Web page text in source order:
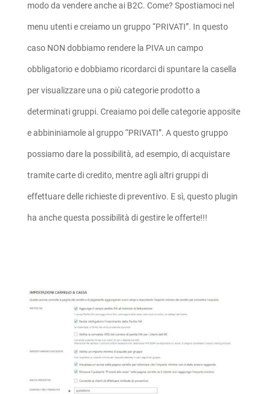
modo da vendere anche ai B2C. Come? Spostiamoci nel
menu utenti e creiamo un gruppo “PRIVATI”. In questo
caso NON dobbiamo rendere la PIVA un campo
obbligatorio e dobbiamo ricordarci di spuntare la casella
per visualizzare una o più categorie prodotto a
determinati gruppi. Creaiamo poi delle categorie apposite
e abbininiamole al gruppo “PRIVATI”. A questo gruppo
possiamo dare la possibilità, ad esempio, di acquistare
tramite carte di credito, mentre agli altri gruppi di
effettuare delle richieste di preventivo. E sì, questo plugin
ha anche questa possibilità di gestire le offerte!!!